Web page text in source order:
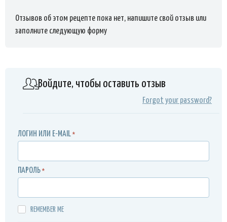
Отзывов об этом рецепте пока нет, напишите свой отзыв или
заполните следующую форму
Войдите, чтобы оставить отзыв
Forgot your password?
ЛОГИН ИЛИ E-MAIL *
ПАРОЛЬ *
REMEMBER ME